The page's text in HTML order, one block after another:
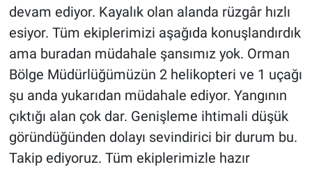
devam ediyor. Kayalık olan alanda rüzgâr hızlı
esiyor. Tüm ekiplerimizi aşağıda konuşlandırdık
ama buradan müdahale şansımız yok. Orman
Bölge Müdürlüğümüzün 2 helikopteri ve 1 uçağı
şu anda yukarıdan müdahale ediyor. Yangının
çıktığı alan çok dar. Genişleme ihtimali düşük
göründüğünden dolayı sevindirici bir durum bu.
Takip ediyoruz. Tüm ekiplerimizle hazır